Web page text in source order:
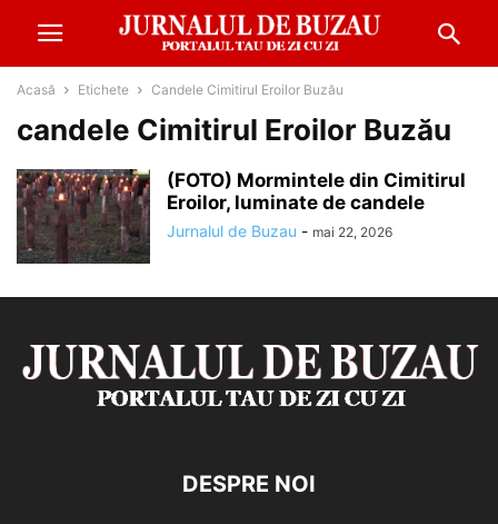
Acasă Etichete Candele Cimitirul Eroilor Buzău
candele Cimitirul Eroilor Buzău
(FOTO) Mormintele din Cimitirul
Eroilor, luminate de candele
Jurnalul de Buzau - mai 22, 2026
DESPRE NOI